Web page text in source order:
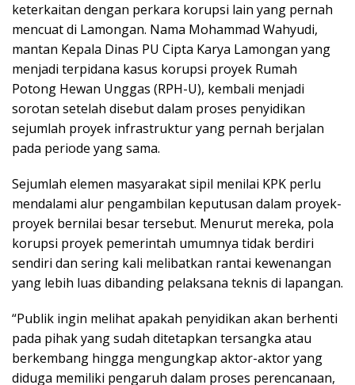
keterkaitan dengan perkara korupsi lain yang pernah
mencuat di Lamongan. Nama Mohammad Wahyudi,
mantan Kepala Dinas PU Cipta Karya Lamongan yang
menjadi terpidana kasus korupsi proyek Rumah
Potong Hewan Unggas (RPH-U), kembali menjadi
sorotan setelah disebut dalam proses penyidikan
sejumlah proyek infrastruktur yang pernah berjalan
pada periode yang sama.
Sejumlah elemen masyarakat sipil menilai KPK perlu
mendalami alur pengambilan keputusan dalam proyek-
proyek bernilai besar tersebut. Menurut mereka, pola
korupsi proyek pemerintah umumnya tidak berdiri
sendiri dan sering kali melibatkan rantai kewenangan
yang lebih luas dibanding pelaksana teknis di lapangan.
“Publik ingin melihat apakah penyidikan akan berhenti
pada pihak yang sudah ditetapkan tersangka atau
berkembang hingga mengungkap aktor-aktor yang
diduga memiliki pengaruh dalam proses perencanaan,